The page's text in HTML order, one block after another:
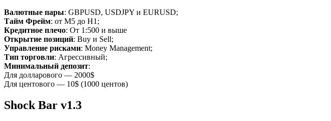
Валютные пары: GBPUSD, USDJPY и EURUSD;
Тайм Фрейм: от М5 до H1;
Кредитное плечо: От 1:500 и выше
Открытие позиций: Buy и Sell;
Управление рисками: Money Management;
Тип торговли: Агрессивный;
Минимальный депозит:
Для долларового — 2000$
Для центового — 10$ (1000 центов)
Shock Bar v1.3